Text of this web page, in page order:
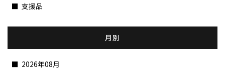
支援品
月別
2026年08月